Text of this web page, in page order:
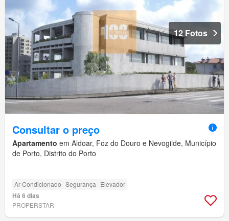
12 Fotos
Consultar o preço
Apartamento em Aldoar, Foz do Douro e Nevogilde, Município
de Porto, Distrito do Porto
Ar Condicionado Segurança Elevador
Há 6 dias
PROPERSTAR